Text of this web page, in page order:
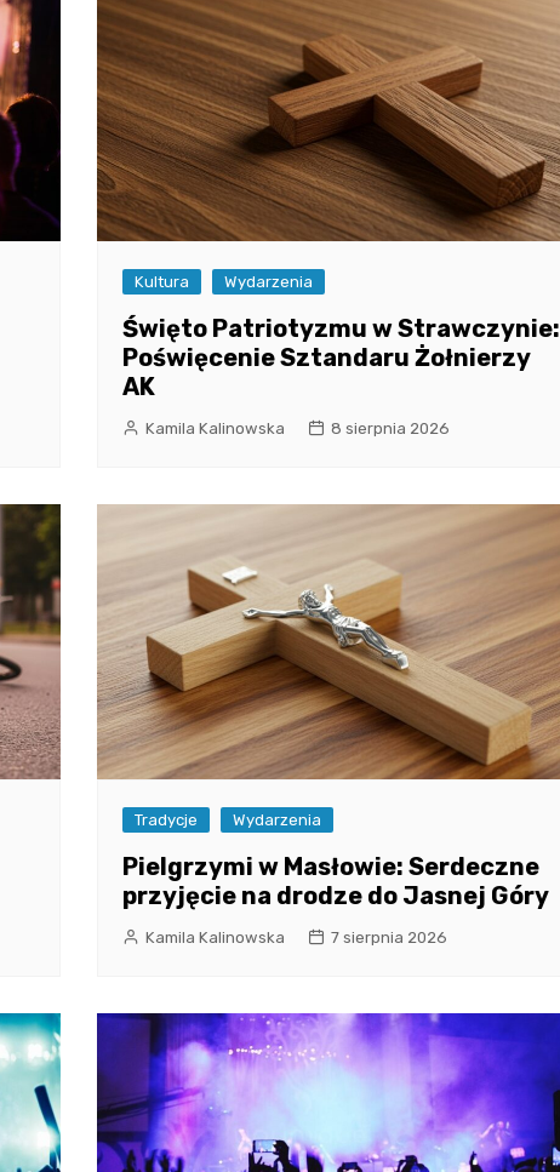
Kultura Wydarzenia
Święto Patriotyzmu w Strawczynie:
Poświęcenie Sztandaru Żołnierzy
AK
Kamila Kalinowska 8 sierpnia 2026
Tradycje Wydarzenia
Pielgrzymi w Masłowie: Serdeczne
przyjęcie na drodze do Jasnej Góry
Kamila Kalinowska 7 sierpnia 2026